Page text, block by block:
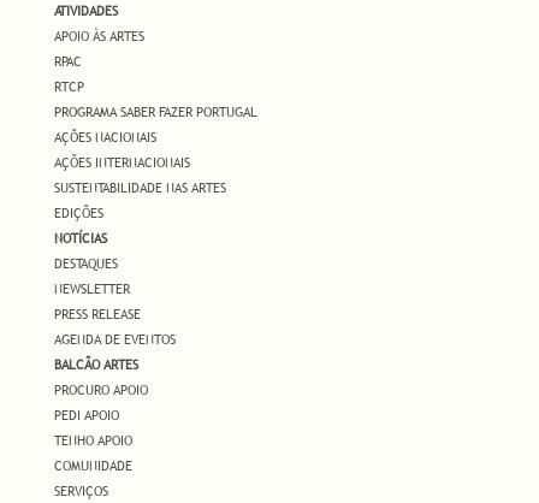
ATIVIDADES
APOIO ÀS ARTES
RPAC
RTCP
PROGRAMA SABER FAZER PORTUGAL
AÇÕES NACIONAIS
AÇÕES INTERNACIONAIS
SUSTENTABILIDADE NAS ARTES
EDIÇÕES
NOTÍCIAS
DESTAQUES
NEWSLETTER
PRESS RELEASE
AGENDA DE EVENTOS
BALCÃO ARTES
PROCURO APOIO
PEDI APOIO
TENHO APOIO
COMUNIDADE
SERVIÇOS